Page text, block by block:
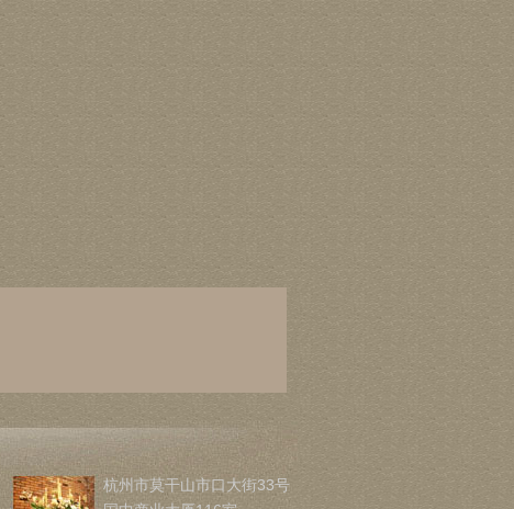
杭州市莫干山市口大街33号